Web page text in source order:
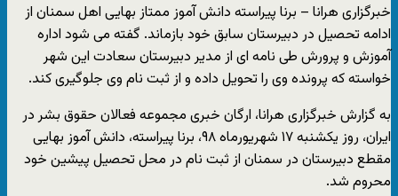
خبرگزاری هرانا – برنا پیراسته دانش آموز ممتاز بهایی اهل سمنان از
ادامه تحصیل در دبیرستان سابق خود بازماند. گفته می شود اداره
آموزش و پرورش طی نامه ای از مدیر دبیرستان سعادت این شهر
خواسته که پرونده وی را تحویل داده و از ثبت نام وی جلوگیری کند.
به گزارش خبرگزاری هرانا، ارگان خبری مجموعه فعالان حقوق بشر در
ایران، روز یکشنبه ۱۷ شهریورماه ۹۸، برنا پیراسته، دانش آموز بهایی
مقطع دبیرستان در سمنان از ثبت نام در محل تحصیل پیشین خود
محروم شد.